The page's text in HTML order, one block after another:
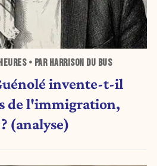
• PAR HARRISON DU BUS
invente-t-il
de l'immigration,
(analyse)